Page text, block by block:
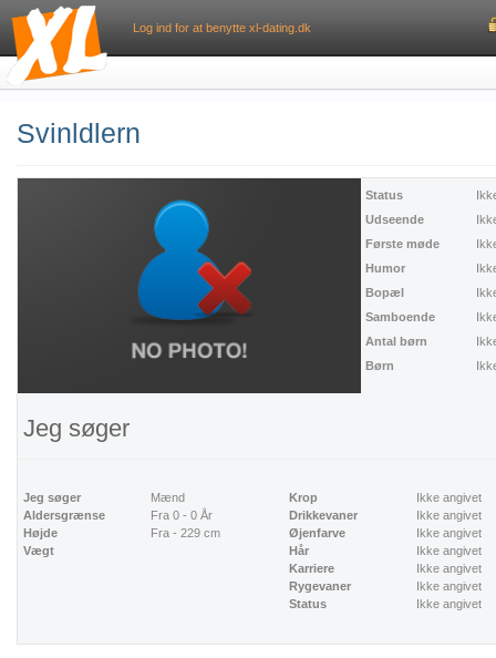
Log ind for at benytte xl-dating.dk
Svinldlern
Status
Udseende
Første møde
Humor
Bopæl
Samboende
Antal børn
Børn
Jeg søger
Jeg søger
Mænd
Aldersgrænse
Fra 0 - 0 År
Højde
Fra - 229 cm
Vægt
Krop
Ikke angivet
Drikkevaner
Ikke angivet
Øjenfarve
Ikke angivet
Hår
Ikke angivet
Karriere
Ikke angivet
Rygevaner
Ikke angivet
Status
Ikke angivet